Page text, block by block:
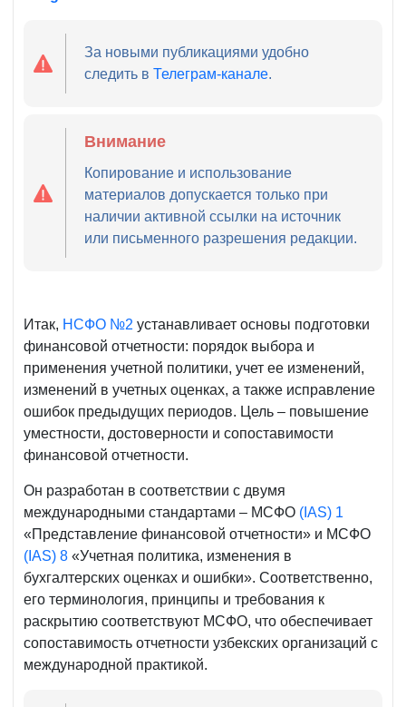
За новыми публикациями удобно
следить вТелеграм-канале.
Внимание
Копирование и использование
материалов допускается только при
наличии активной ссылки на источник
или письменного разрешения редакции.
Итак, НСФО №2 устанавливает основы подготовки
финансовой отчетности: порядок выбора и
применения учетной политики, учет ее изменений,
изменений в учетных оценках, а также исправление
ошибок предыдущих периодов. Цель – повышение
уместности, достоверности и сопоставимости
финансовой отчетности.
Он разработан в соответствии с двумя
международными стандартами – МСФО (IAS) 1
«Представление финансовой отчетности» и МСФО
(IAS) 8 «Учетная политика, изменения в
бухгалтерских оценках и ошибки». Соответственно,
его терминология, принципы и требования к
раскрытию соответствуют МСФО, что обеспечивает
сопоставимость отчетности узбекских организаций с
международной практикой.